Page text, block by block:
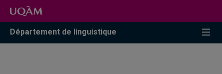
Accéder
recherche
Accéder
menu
pricipal
Accéder
zone
Département de linguistique